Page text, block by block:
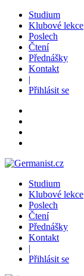
Studium
Klubové lekce
Poslech
Čtení
Přednášky
Kontakt
|
Přihlásit se
Studium
Klubové lekce
Poslech
Čtení
Přednášky
Kontakt
|
Přihlásit se